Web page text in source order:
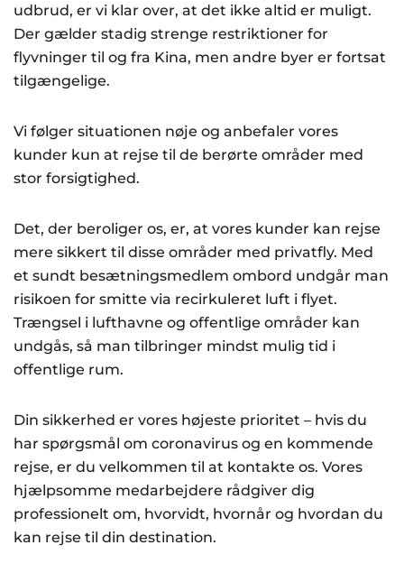
udbrud, er vi klar over, at det ikke altid er muligt.
Der gælder stadig strenge restriktioner for
flyvninger til og fra Kina, men andre byer er fortsat
tilgængelige.
Vi følger situationen nøje og anbefaler vores
kunder kun at rejse til de berørte områder med
stor forsigtighed.
Det, der beroliger os, er, at vores kunder kan rejse
mere sikkert til disse områder med privatfly. Med
et sundt besætningsmedlem ombord undgår man
risikoen for smitte via recirkuleret luft i flyet.
Trængsel i lufthavne og offentlige områder kan
undgås, så man tilbringer mindst mulig tid i
offentlige rum.
Din sikkerhed er vores højeste prioritet – hvis du
har spørgsmål om coronavirus og en kommende
rejse, er du velkommen til at kontakte os. Vores
hjælpsomme medarbejdere rådgiver dig
professionelt om, hvorvidt, hvornår og hvordan du
kan rejse til din destination.